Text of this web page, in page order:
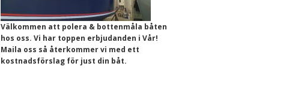
Välkommen att polera & bottenmåla båten
hos oss. Vi har toppen erbjudanden i Vår!
Maila oss så återkommer vi med ett
kostnadsförslag för just din båt.